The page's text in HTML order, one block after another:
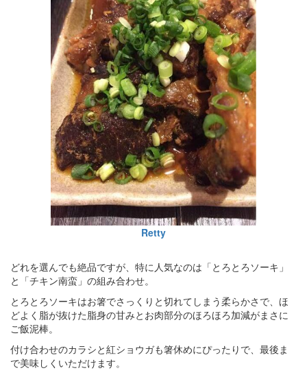
Retty
どれを選んでも絶品ですが、特に人気なのは「とろとろソーキ」
と「チキン南蛮」の組み合わせ。
とろとろソーキはお箸でさっくりと切れてしまう柔らかさで、ほ
どよく脂が抜けた脂身の甘みとお肉部分のほろほろ加減がまさに
ご飯泥棒。
付け合わせのカラシと紅ショウガも箸休めにぴったりで、最後ま
で美味しくいただけます。